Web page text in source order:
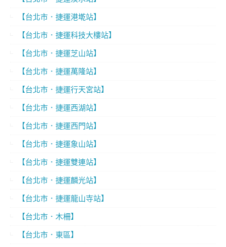
【台北市．捷運港墘站】
【台北市．捷運科技大樓站】
【台北市．捷運芝山站】
【台北市．捷運萬隆站】
【台北市．捷運行天宮站】
【台北市．捷運西湖站】
【台北市．捷運西門站】
【台北市．捷運象山站】
【台北市．捷運雙連站】
【台北市．捷運麟光站】
【台北市．捷運龍山寺站】
【台北市．木柵】
【台北市．東區】